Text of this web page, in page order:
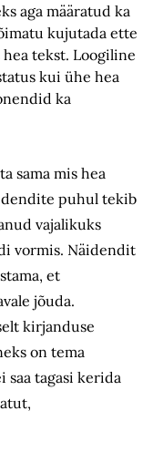
aga määratud ka
kujutada ette
hea tekst. Loogiline
kui ühe hea
ka
sama mis hea
puhul tekib
vajalikuks
vormis. Näidendit
et
jõuda.
kirjanduse
on tema
tagasi kerida